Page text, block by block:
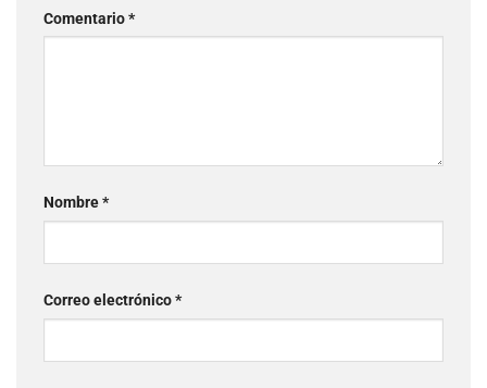
Comentario*
Nombre*
Correo electrónico*